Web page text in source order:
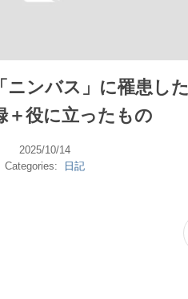
ニンバス」に罹患した
＋役に立ったもの
2025/10/14
Categories:
日記